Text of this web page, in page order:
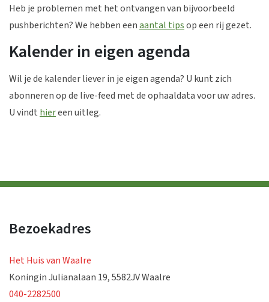
Heb je problemen met het ontvangen van bijvoorbeeld
pushberichten? We hebben eenaantal tipsop een rij gezet.
Kalender in eigen agenda
Wil je de kalender liever in je eigen agenda? U kunt zich
abonneren op de live-feed met de ophaaldata voor uw adres.
U vindt hiereen uitleg.
Bezoekadres
Het Huis van Waalre
Koningin Julianalaan 19, 5582JV Waalre
040-2282500